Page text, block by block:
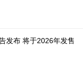
发布 将于2026年发售